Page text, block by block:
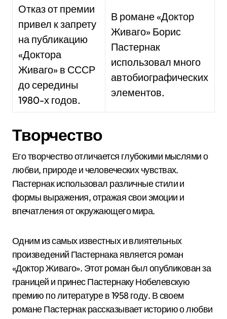
Отказ от премии
привел к запрету
на публикацию
«Доктора
Живаго» в СССР
до середины
1980-х годов.
В романе «Доктор
Живаго» Борис
Пастернак
использовал много
автобиографических
элементов.
Творчество
Его творчество отличается глубокими мыслями о
любви, природе и человеческих чувствах.
Пастернак использовал различные стили и
формы выражения, отражая свои эмоции и
впечатления от окружающего мира.
Одним из самых известных и влиятельных
произведений Пастернака является роман
«Доктор Живаго». Этот роман был опубликован за
границей и принес Пастернаку Нобелевскую
премию по литературе в 1958 году. В своем
романе Пастернак рассказывает историю о любви